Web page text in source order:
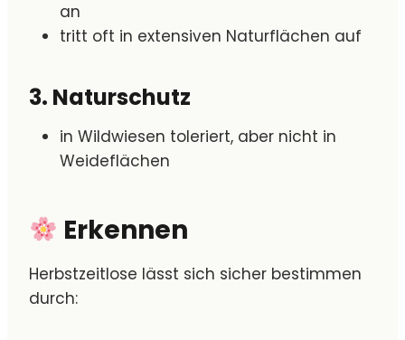
an
tritt oft in extensiven Naturflächen auf
3. Naturschutz
in Wildwiesen toleriert, aber nicht in
Weideflächen
Erkennen
Herbstzeitlose lässt sich sicher bestimmen
durch: